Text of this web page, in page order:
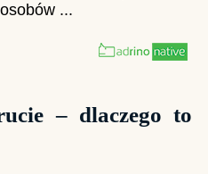
– dlaczego to